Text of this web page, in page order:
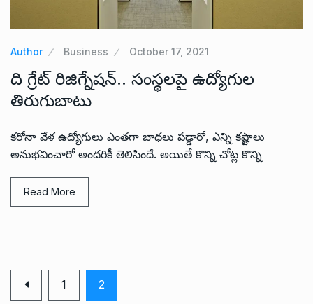
Author Business October 17, 2021
ది గ్రేట్ రిజిగ్నేషన్.. సంస్థలపై ఉద్యోగుల
తిరుగుబాటు
కరోనా వేళ ఉద్యోగులు ఎంతగా బాధలు పడ్డారో, ఎన్ని కష్టాలు
అనుభవించారో అందరికీ తెలిసిందే. అయితే కొన్ని చోట్ల కొన్ని
Read More
1 2